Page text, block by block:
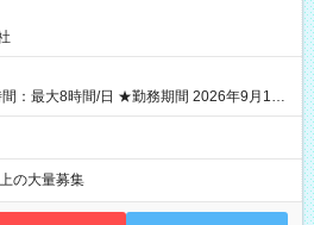
間：最大8時間/日 ★勤務期間 2026年9月16
短期勤務OK! 期間中フル勤務できる方優遇
数応相談) ※期間前から勤務スタートも可
の大量募集